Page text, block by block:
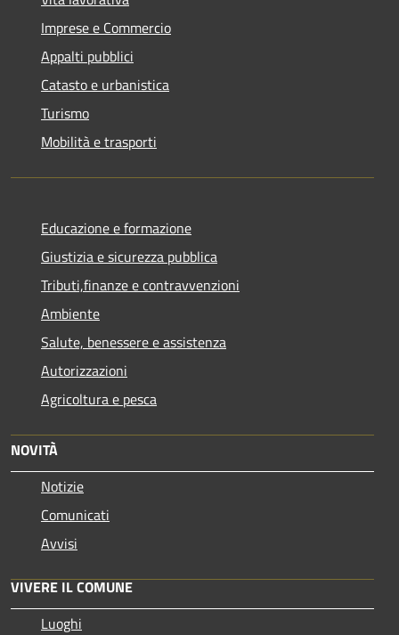
Imprese e Commercio
Appalti pubblici
Catasto e urbanistica
Turismo
Mobilità e trasporti
Educazione e formazione
Giustizia e sicurezza pubblica
Tributi,finanze e contravvenzioni
Ambiente
Salute, benessere e assistenza
Autorizzazioni
Agricoltura e pesca
NOVITÀ
Notizie
Comunicati
Avvisi
VIVERE IL COMUNE
Luoghi